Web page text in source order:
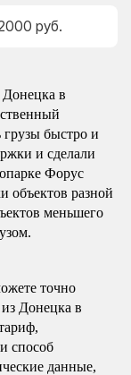
руб.
Донецка в
грузы быстро и
и сделали
Форус
объектов разной
меньшего
точно
из Донецка в
способ
данные,